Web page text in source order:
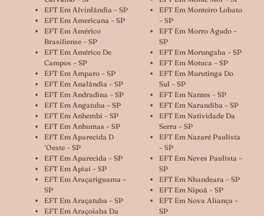
EFT Em Alvinlândia – SP
EFT Em Americana – SP
EFT Em Américo
Brasiliense – SP
EFT Em Américo De
Campos – SP
EFT Em Amparo – SP
EFT Em Analândia – SP
EFT Em Andradina – SP
EFT Em Angatuba – SP
EFT Em Anhembi – SP
EFT Em Anhumas – SP
EFT Em Aparecida D
´oeste – SP
EFT Em Aparecida – SP
EFT Em Apiaí – SP
EFT Em Araçariguama –
SP
EFT Em Araçatuba – SP
EFT Em Araçoiaba Da
EFT Em Monteiro Lobato
– SP
EFT Em Morro Agudo –
SP
EFT Em Morungaba – SP
EFT Em Motuca – SP
EFT Em Murutinga Do
Sul – SP
EFT Em Nantes – SP
EFT Em Narandiba – SP
EFT Em Natividade Da
Serra – SP
EFT Em Nazaré Paulista
– SP
EFT Em Neves Paulista –
SP
EFT Em Nhandeara – SP
EFT Em Nipoã – SP
EFT Em Nova Aliança –
SP